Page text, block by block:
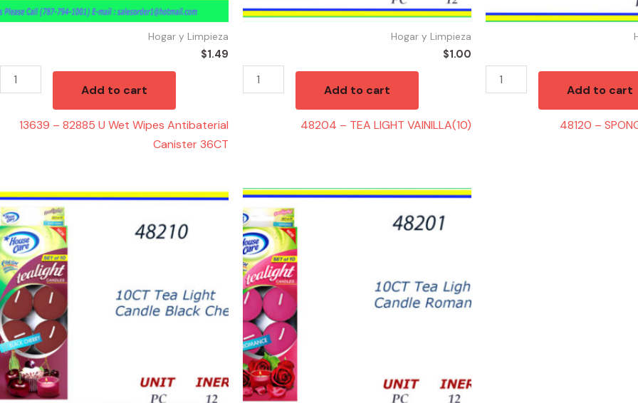
Hogar y Limpieza
$1.49
Add to cart
13639 – 82885 U Wet Wipes Antibaterial
Canister 36CT
Hogar y Limpieza
$1.00
Add to cart
48204 – TEA LIGHT VAINILLA(10)
Add to cart
48120 –
48210
-
TEA
LIHTS
BLACK
CHERRY
(10)
quantity
48201
-
TEA
LIGHTS
ROMANCE
(10)
quantity